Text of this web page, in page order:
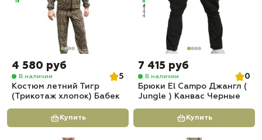
4 580 руб
В наличии
5
Костюм летний Тигр
(Трикотаж хлопок) Бабек
Купить
7 415 руб
В наличии
0
Брюки El Campo Джангл (
Jungle ) Канвас Черные
Купить